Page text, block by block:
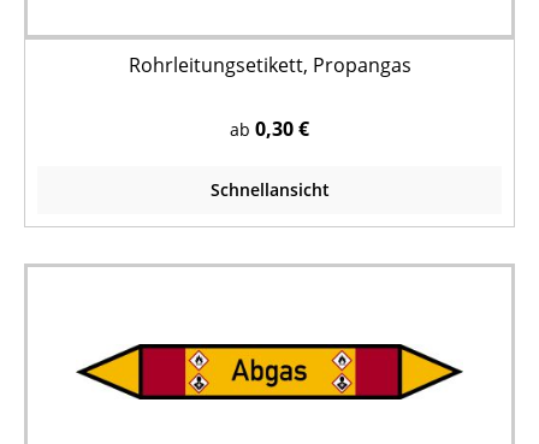
Rohrleitungsetikett, Propangas
ab 0,30 €
Schnellansicht